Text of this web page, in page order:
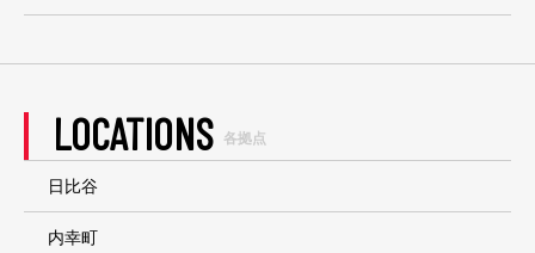
LOCATIONS 各拠点
日比谷
内幸町